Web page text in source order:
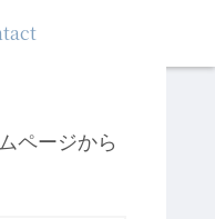
ページから